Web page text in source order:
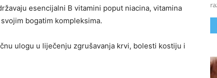
esencijalni B vitamini poput niacina, vitamina
bogatim kompleksima.
ulogu u liječenju zgrušavanja krvi, bolesti kostiju i